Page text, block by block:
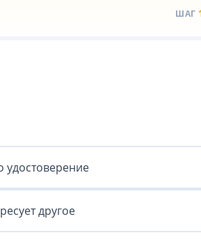
ШАГ
удостоверение
другое